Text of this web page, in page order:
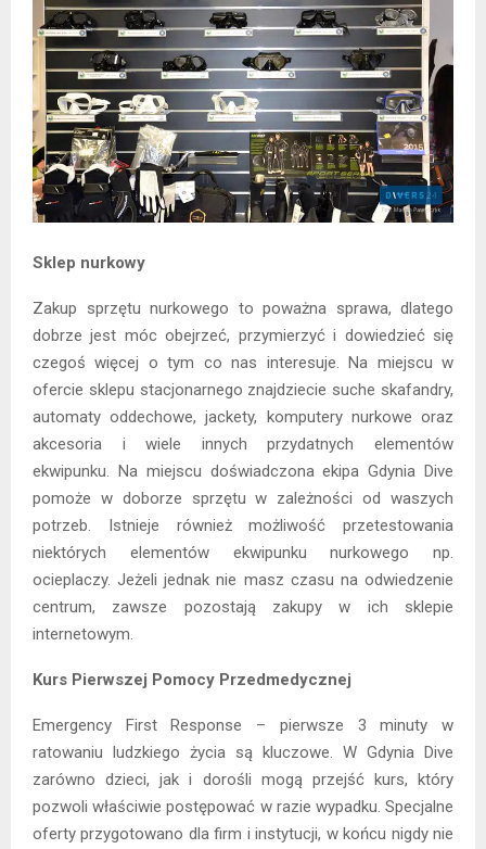
Sklep nurkowy
Zakup sprzętu nurkowego to poważna sprawa, dlatego
dobrze jest móc obejrzeć, przymierzyć i dowiedzieć się
czegoś więcej o tym co nas interesuje. Na miejscu w
ofercie sklepu stacjonarnego znajdziecie suche skafandry,
automaty oddechowe, jackety, komputery nurkowe oraz
akcesoria i wiele innych przydatnych elementów
ekwipunku. Na miejscu doświadczona ekipa Gdynia Dive
pomoże w doborze sprzętu w zależności od waszych
potrzeb. Istnieje również możliwość przetestowania
niektórych elementów ekwipunku nurkowego np.
ocieplaczy. Jeżeli jednak nie masz czasu na odwiedzenie
centrum, zawsze pozostają zakupy w ich sklepie
internetowym.
Kurs Pierwszej Pomocy Przedmedycznej
Emergency First Response – pierwsze 3 minuty w
ratowaniu ludzkiego życia są kluczowe. W Gdynia Dive
zarówno dzieci, jak i dorośli mogą przejść kurs, który
pozwoli właściwie postępować w razie wypadku. Specjalne
oferty przygotowano dla firm i instytucji, w końcu nigdy nie